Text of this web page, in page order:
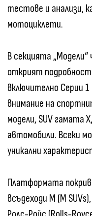
тестове и анализи,
мотоциклети.
В секцията
открият
включително Серии
внимание на
модели, SUV гамата
автомобили. Всеки
уникални
Платформата
всъдеходи М (M